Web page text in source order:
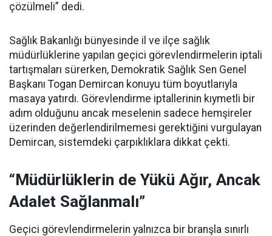
çözülmeli” dedi.
Sağlık Bakanlığı bünyesinde il ve ilçe sağlık
müdürlüklerine yapılan geçici görevlendirmelerin iptali
tartışmaları sürerken, Demokratik Sağlık Sen Genel
Başkanı Togan Demircan konuyu tüm boyutlarıyla
masaya yatırdı. Görevlendirme iptallerinin kıymetli bir
adım olduğunu ancak meselenin sadece hemşireler
üzerinden değerlendirilmemesi gerektiğini vurgulayan
Demircan, sistemdeki çarpıklıklara dikkat çekti.
“Müdürlüklerin de Yükü Ağır, Ancak
Adalet Sağlanmalı”
Geçici görevlendirmelerin yalnızca bir branşla sınırlı